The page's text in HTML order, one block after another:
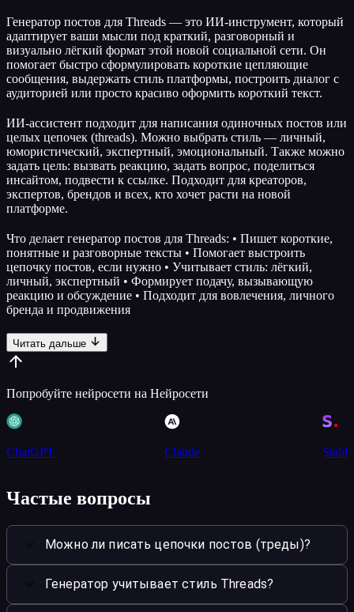
Генератор постов для Threads — это ИИ-инструмент, который
адаптирует ваши мысли под краткий, разговорный и
визуально лёгкий формат этой новой социальной сети. Он
помогает быстро сформулировать короткие цепляющие
сообщения, выдержать стиль платформы, построить диалог с
аудиторией или просто красиво оформить короткий текст.
ИИ-ассистент подходит для написания одиночных постов или
целых цепочек (threads). Можно выбрать стиль — личный,
юмористический, экспертный, эмоциональный. Также можно
задать цель: вызвать реакцию, задать вопрос, поделиться
инсайтом, подвести к ссылке. Подходит для креаторов,
экспертов, брендов и всех, кто хочет расти на новой
платформе.
Что делает генератор постов для Threads: • Пишет короткие,
понятные и разговорные тексты • Помогает выстроить
цепочку постов, если нужно • Учитывает стиль: лёгкий,
личный, экспертный • Формирует подачу, вызывающую
реакцию и обсуждение • Подходит для вовлечения, личного
бренда и продвижения
Читать дальше
Попробуйте нейросети на Нейросети
ChatGPT Claude
Частые вопросы
Можно ли писать цепочки постов (треды)?
Генератор учитывает стиль Threads?